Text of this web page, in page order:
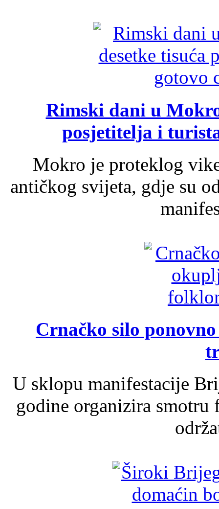
Rimski dani u
posjetitelja i
Mokro je proteklog
antičkog svijeta, gdje su
Crnačko silo
U sklopu manifestacije
godine organizira